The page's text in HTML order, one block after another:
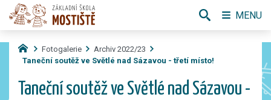
Fotogalerie
Archiv 2022/23
Taneční soutěž ve Světlé nad Sázavou - třetí místo!
Taneční soutěž ve Světlé nad Sázavou -
MENU